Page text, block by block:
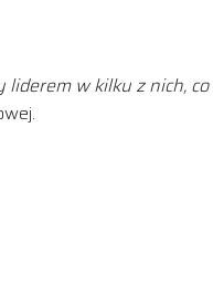
w kilku z nich,